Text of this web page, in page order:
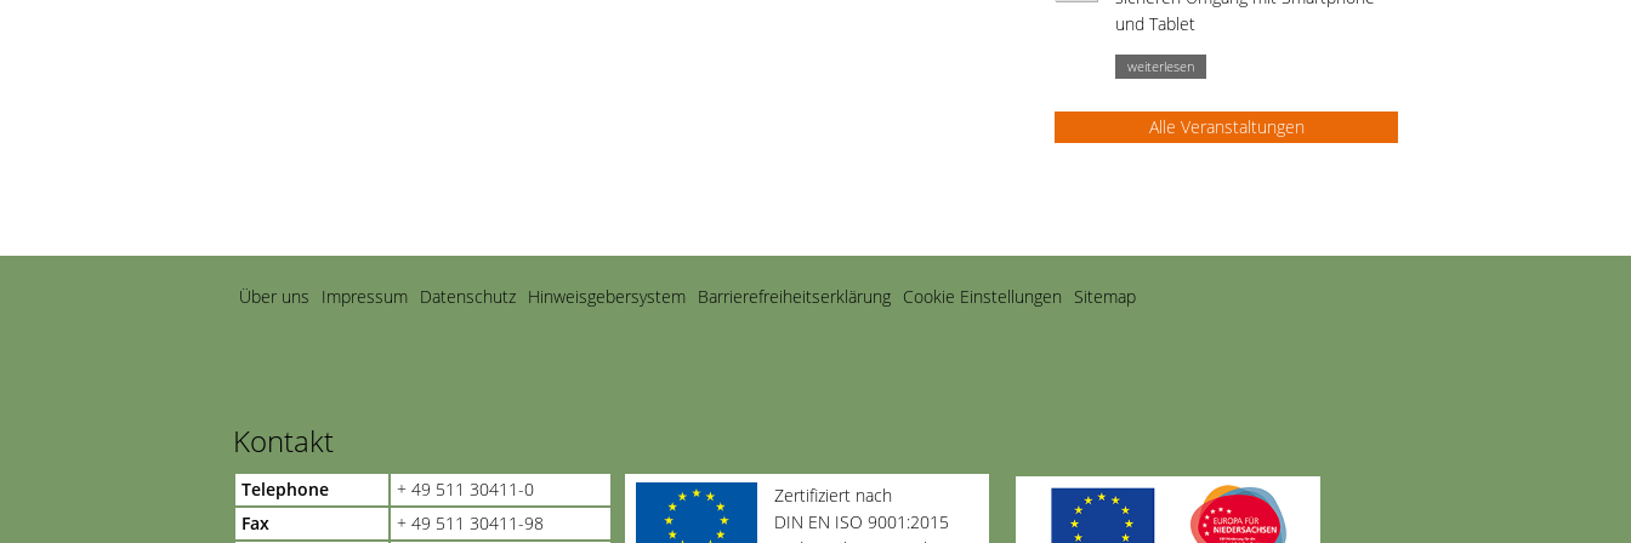
und Tablet
weiterlesen
Alle Veranstaltungen
Navigation
überspringen
Über uns Impressum Datenschutz Hinweisgebersystem Barriere­freiheits­erklärung Cookie Einstellungen Sitemap
Kontakt
Telephone
+ 49 511 30411-0
Fax
+ 49 511 30411-98
Zertifiziert nach
DIN EN ISO 9001:2015